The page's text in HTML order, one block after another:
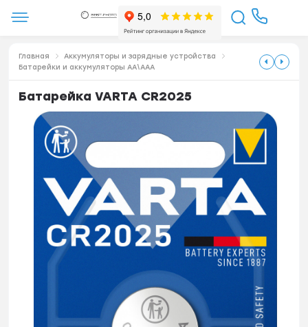
Главная
Аккумуляторы и зарядные устройства
Батарейки и аккумуляторы АА\ААА
Батарейка VARTA CR2025